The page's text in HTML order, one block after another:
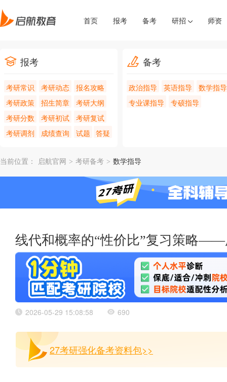
首页 报考 备考 研招 师资
报考
考研常识 考研动态
报名攻略
考研政策
招生简章
考研大纲
考研分数
考研初试
考研复试
考研调剂
成绩查询 试题 答疑
备考
政治指导 英语指导
数学指导
专业课指导
专硕指导
当前位置： 启航官网 > 考研备考 > 数学指导
线代和概率的“性价比”复习策略
2026-05-29 15:08:58 690
27考研强化备考资料包>>